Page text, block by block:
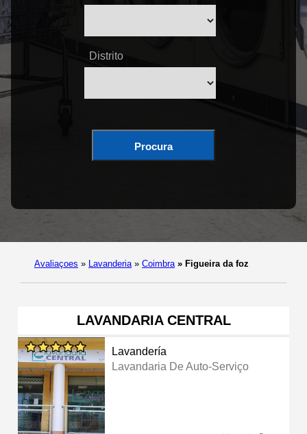
Distrito
Procura
Avaliaçoes » Lavanderia » Coimbra » Figueira da foz
LAVANDARIA CENTRAL
Lavandería
Lavandaria De Auto-Serviço